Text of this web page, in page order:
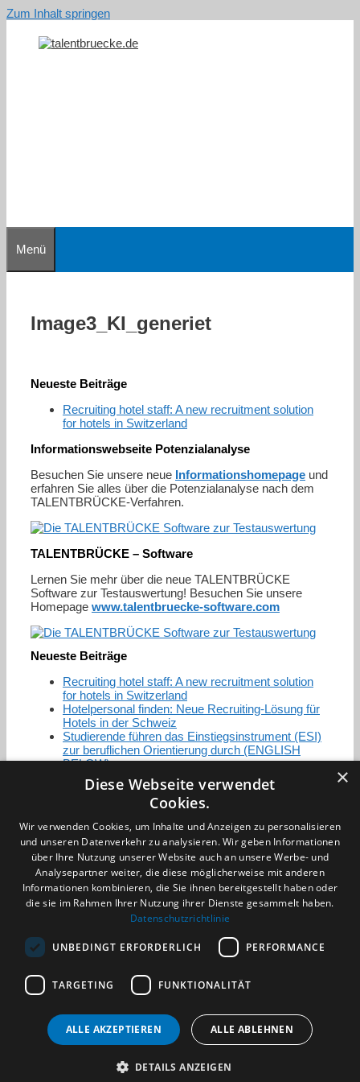
Zum Inhalt springen
Menü
Image3_KI_generiet
Neueste Beiträge
Recruiting hotel staff: A new recruitment solution
for hotels in Switzerland
Informationswebseite Potenzialanalyse
Besuchen Sie unsere neue Informationshomepage und
erfahren Sie alles über die Potenzialanalyse nach dem
TALENTBRÜCKE-Verfahren.
TALENTBRÜCKE – Software
Lernen Sie mehr über die neue TALENTBRÜCKE
Software zur Testauswertung! Besuchen Sie unsere
Homepage www.talentbruecke-software.com
Neueste Beiträge
Recruiting hotel staff: A new recruitment solution
for hotels in Switzerland
Hotelpersonal finden: Neue Recruiting-Lösung für
Hotels in der Schweiz
Studierende führen das Einstiegsinstrument (ESI)
zur beruflichen Orientierung durch (ENGLISH
BELOW)
Zertifizierung / Mitgliedschaften
Datenschutzerklärung
Benachrichtigungsservice
Kontakt und Anfahrt
(c) 2026 TALENTBRÜCKE GmbH & Co. KG
×
Diese Webseite verwendet
Cookies.
Wir verwenden Cookies, um Inhalte und Anzeigen zu personalisieren
und unseren Datenverkehr zu analysieren. Wir geben Informationen
über Ihre Nutzung unserer Website auch an unsere Werbe- und
Analysepartner weiter, die diese möglicherweise mit anderen
Informationen kombinieren, die Sie ihnen bereitgestellt haben oder
die sie im Rahmen Ihrer Nutzung ihrer Dienste gesammelt haben.
Datenschutzrichtlinie
UNBEDINGT ERFORDERLICH PERFORMANCE
TARGETING FUNKTIONALITÄT
ALLE AKZEPTIEREN ALLE ABLEHNEN
DETAILS ANZEIGEN